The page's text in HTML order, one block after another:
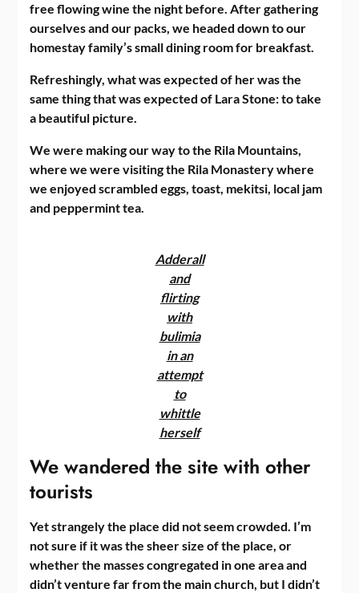
free flowing wine the night before. After gathering
ourselves and our packs, we headed down to our
homestay family’s small dining room for breakfast.
Refreshingly, what was expected of her was the
same thing that was expected of Lara Stone: to take
a beautiful picture.
We were making our way to the Rila Mountains,
where we were visiting the Rila Monastery where
we enjoyed scrambled eggs, toast, mekitsi, local jam
and peppermint tea.
Adderall
and
flirting
with
bulimia
in an
attempt
to
whittle
herself
We wandered the site with other
tourists
Yet strangely the place did not seem crowded. I’m
not sure if it was the sheer size of the place, or
whether the masses congregated in one area and
didn’t venture far from the main church, but I didn’t